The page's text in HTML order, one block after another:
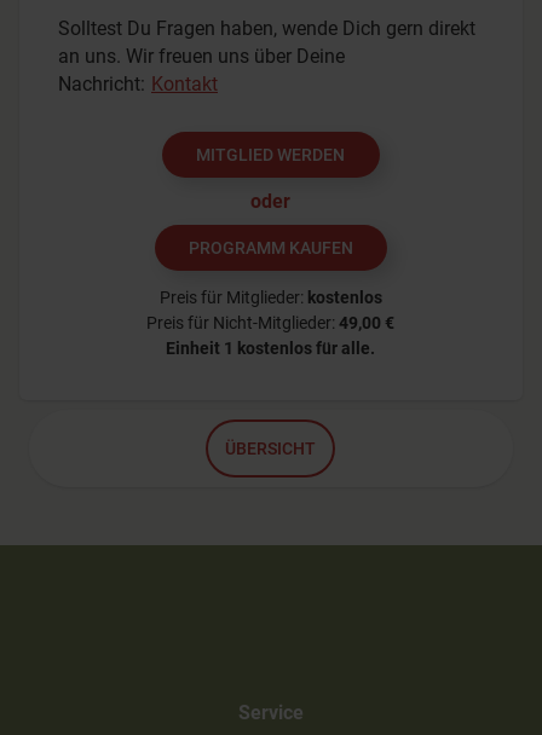
Solltest Du Fragen haben, wende Dich gern direkt
an uns. Wir freuen uns über Deine
Nachricht: Kontakt
MITGLIED WERDEN
oder
PROGRAMM KAUFEN
Preis für Mitglieder: kostenlos
Preis für Nicht-Mitglieder:49,00 €
Einheit 1 kostenlos für alle.
ÜBERSICHT
Service